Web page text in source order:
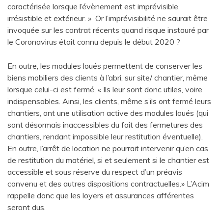
caractérisée lorsque l’évènement est imprévisible,
irrésistible et extérieur. » Or l’imprévisibilité ne saurait être
invoquée sur les contrat récents quand risque instauré par
le Coronavirus était connu depuis le début 2020 ?
En outre, les modules loués permettent de conserver les
biens mobiliers des clients à l’abri, sur site/ chantier, même
lorsque celui-ci est fermé. « Ils leur sont donc utiles, voire
indispensables. Ainsi, les clients, même s’ils ont fermé leurs
chantiers, ont une utilisation active des modules loués (qui
sont désormais inaccessibles du fait des fermetures des
chantiers, rendant impossible leur restitution éventuelle).
En outre, l’arrêt de location ne pourrait intervenir qu’en cas
de restitution du matériel, si et seulement si le chantier est
accessible et sous réserve du respect d’un préavis
convenu et des autres dispositions contractuelles.» L’Acim
rappelle donc que les loyers et assurances afférentes
seront dus.